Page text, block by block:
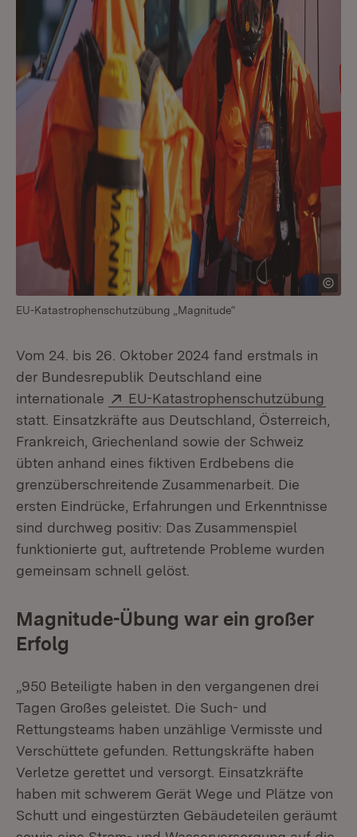
EU-Katastrophen­schutzübung „Magnitude“
Vom 24. bis 26. Oktober 2024 fand erstmals in
der Bundesrepublik Deutschland eine
internationale
Extern:
EU-Katastrophenschutzübung
statt. Einsatzkräfte aus Deutschland, Österreich,
Frankreich, Griechenland sowie der Schweiz
übten anhand eines fiktiven Erdbebens die
grenzüberschreitende Zusammenarbeit. Die
ersten Eindrücke, Erfahrungen und Erkenntnisse
sind durchweg positiv: Das Zusammenspiel
funktionierte gut, auftretende Probleme wurden
gemeinsam schnell gelöst.
Magnitude-Übung war ein großer
Erfolg
„950 Beteiligte haben in den vergangenen drei
Tagen Großes geleistet. Die Such- und
Rettungsteams haben unzählige Vermisste und
Verschüttete gefunden. Rettungskräfte haben
Verletze gerettet und versorgt. Einsatzkräfte
haben mit schwerem Gerät Wege und Plätze von
Schutt und eingestürzten Gebäudeteilen geräumt